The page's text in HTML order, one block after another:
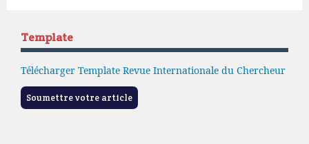
Template
Télécharger Template Revue Internationale du Chercheur
Soumettre votre article